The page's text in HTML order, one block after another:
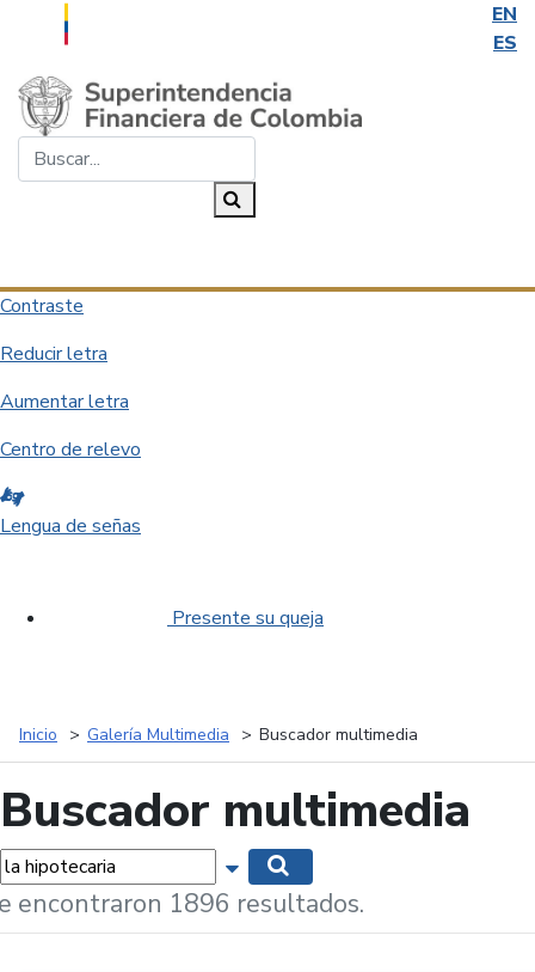
EN
ES
Saltar al contenido principal
Contraste
Reducir letra
Aumentar letra
Centro de relevo
Lengua de señas
Presente su queja
Inicio Galería Multimedia Buscador multimedia
Buscador multimedia
Mostrar opciones de búsqueda
encontraron 1896 resultados.